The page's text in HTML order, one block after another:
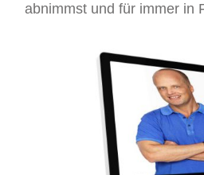
abnimmst und für immer in